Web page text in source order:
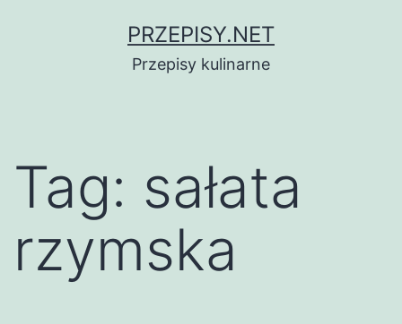
PRZEPISY.NET
Przepisy kulinarne
Tag: sałata
rzymska